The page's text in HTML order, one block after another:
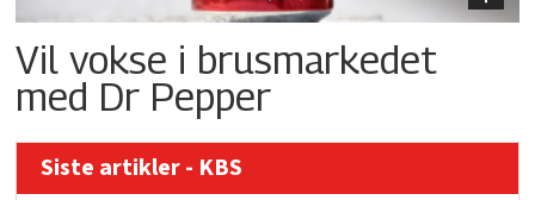
Vil vokse i brusmarkedet
med Dr Pepper
Siste artikler - KBS